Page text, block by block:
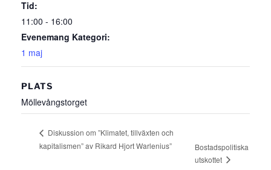
Tid:
11:00 - 16:00
Evenemang Kategori:
1 maj
PLATS
Möllevångstorget
Diskussion om ”Klimatet, tillväxten och
kapitalismen” av Rikard Hjort Warlenius”
Bostadspolitiska
utskottet